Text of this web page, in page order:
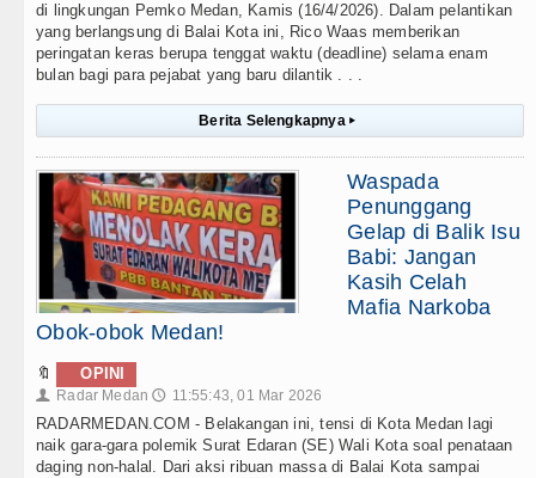
di lingkungan Pemko Medan, Kamis (16/4/2026). Dalam pelantikan
yang berlangsung di Balai Kota ini, Rico Waas memberikan
peringatan keras berupa tenggat waktu (deadline) selama enam
bulan bagi para pejabat yang baru dilantik . . .
Berita Selengkapnya ▸
Waspada
Penunggang
Gelap di Balik Isu
Babi: Jangan
Kasih Celah
Mafia Narkoba
Obok-obok Medan!
🔖 OPINI
👤 Radar Medan 🕔 11:55:43, 01 Mar 2026
RADARMEDAN.COM - Belakangan ini, tensi di Kota Medan lagi
naik gara-gara polemik Surat Edaran (SE) Wali Kota soal penataan
daging non-halal. Dari aksi ribuan massa di Balai Kota sampai